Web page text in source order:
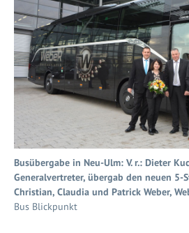
Busübergabe in Neu-Ulm: V. r.: Dieter
Generalvertreter, übergab den neuen 5-
Christian, Claudia und Patrick Weber,
Bus Blickpunkt